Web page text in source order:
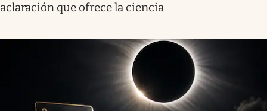
aclaración que ofrece la ciencia